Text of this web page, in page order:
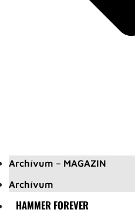
Archívum – MAGAZIN
Archívum
HAMMER FOREVER